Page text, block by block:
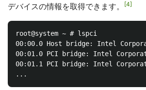
デバイスの情報を取得できます。
4
root@system ~ # lspci
00:00.0 Host bridge: Intel
00:01.0 PCI bridge: Intel
00:01.1 PCI bridge: Intel